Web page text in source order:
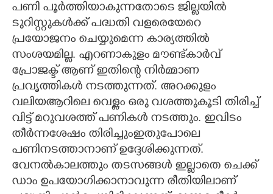
പണി പൂർത്തിയാകുന്നതോടെ ജില്ലയിൽ
ടുറിസ്റ്റുകൾക്ക് പദ്ധതി വളരെയേറെ
പ്രയോജനം ചെയ്യുമെന്ന കാര്യത്തിൽ
സംശയമില്ല. എറണാകുളം മൗണ്ട്കാർവ്
പ്രോജക്ട് ആണ് ഇതിന്റെ നിർമ്മാണ
പ്രവൃത്തികൾ നടത്തുന്നത്. അറക്കുളം
വലിയആറിലെ വെള്ളം ഒരു വശത്തുകൂടി തിരിച്ച്
വിട്ട് മറുവശത്ത് പണികൾ നടത്തും. ഇവിടം
തീർന്നശേഷം തിരിച്ചുംഇതുപോലെ
പണിനടത്താനാണ് ഉദ്ദേശിക്കുന്നത്.
വേനൽകാലത്തും തടസങ്ങൾ ഇല്ലാതെ ചെക്ക്
ഡാം ഉപയോഗിക്കാനാവുന്ന രീതിയിലാണ്